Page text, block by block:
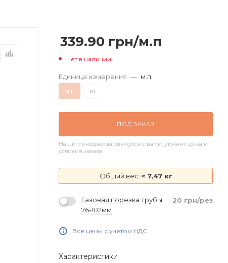
339.90 грн/м.п
Нет в наличии
Единица измерения — м.п
м.п
кг
ПОД ЗАКАЗ
Наши менеджеры свяжутся с вами, уточнят цены и
условия заказа
Общий вес: ≈ 7,47 кг
Газовая порезка трубы
76-102мм
20 грн/рез
Все цены с учетом НДС
Характеристики